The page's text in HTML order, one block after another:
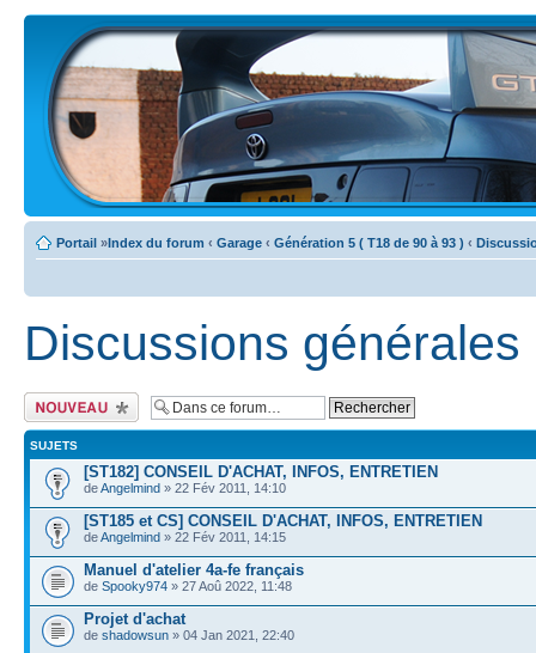
Portail »Index du forum ‹ Garage ‹ Génération 5 ( T18 de 90 à 93 ) ‹
Discussions générales
Ecrire un nouveau
sujet
SUJETS
[ST182] CONSEIL D'ACHAT, INFOS, ENTRETIEN
deAngelmind » 22 Fév 2011, 14:10
[ST185 et CS] CONSEIL D'ACHAT, INFOS, ENTRETIEN
deAngelmind » 22 Fév 2011, 14:15
Manuel d'atelier 4a-fe français
de Spooky974 » 27 Aoû 2022, 11:48
Projet d'achat
de shadowsun » 04 Jan 2021, 22:40